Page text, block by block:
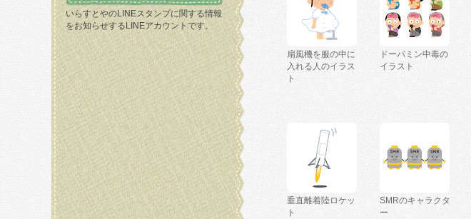
いらすとやのLINEスタンプに関する情報
をお知らせするLINEアカウントです。
扇風機を服の中に
入れる人のイラス
ト
ドーパミン中毒の
イラスト
垂直離着陸ロケッ
ト
SMRのキャラクタ
ー